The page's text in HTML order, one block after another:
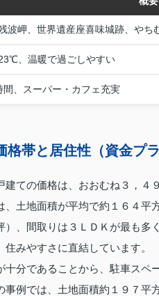
波岬、世界遺産座喜味城跡、やち
、温暖で過ごしやすい
間、スーパー・カフェ充実
格帯と居住性（資金プ
ての価格は、おおむね３，４
土地面積が平均で約１６４平
、間取りは３ＬＤＫが最も多
みやすさに直結しています。
分であることから、駐車スペ
例では、土地面積約１９７平